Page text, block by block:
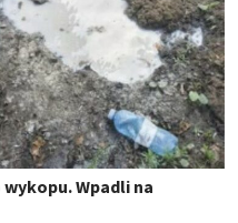
Wpadli na